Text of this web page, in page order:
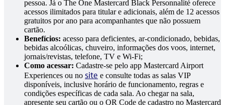
pessoa. Já o The One Mastercard Black Personnalité oferece
acessos ilimitados para titular e adicionais, além de 12 acessos
gratuitos por ano para acompanhantes que não possuem
cartão.
Benefícios: acesso para deficientes, ar-condicionado, bebidas,
bebidas alcoólicas, chuveiro, informações dos voos, internet,
jornais/revistas, telefone, TV e Wi-Fi;
Como acessar: Cadastre-se pelo app Mastercard Airport
Experiences ou no site e consulte todas as salas VIP
disponíveis, inclusive horário de funcionamento, regras e
condições específicas de cada sala. Ao chegar na sala,
apresente seu cartão ou o QR Code de cadastro no Mastercard